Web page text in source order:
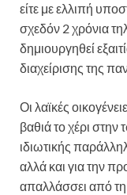
είτε με ελλιπή
σχεδόν 2 χρόνια
δημιουργηθεί
διαχείρισης της
Οι λαϊκές
βαθιά το χέρι
ιδιωτικής
αλλά και για την
απαλλάσσει από τη